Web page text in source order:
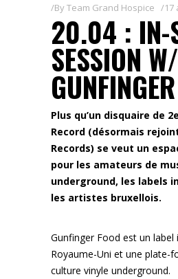
ByTeam Grand Hospice 17
20.04 : IN-
SESSION W/
Plus qu’un disquaire de
Record (désormais
Records) se veut un
pour les amateurs de
underground, les labels
les artistes bruxellois.
Gunfinger Food est un label
Royaume-Uni et une plate-
culture vinyle underground.